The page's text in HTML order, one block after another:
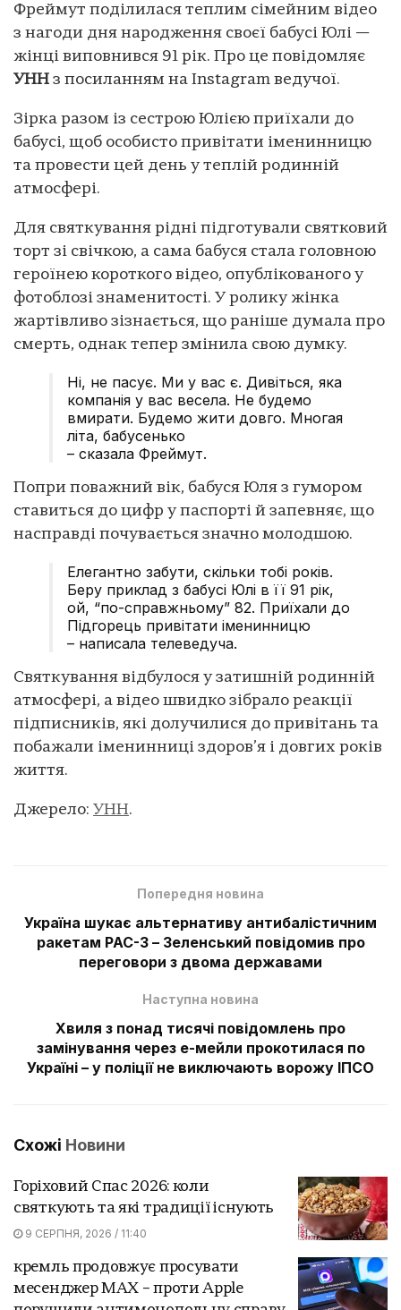
Фреймут поділилася теплим сімейним відео
з нагоди дня народження своєї бабусі Юлі —
жінці виповнився 91 рік. Про це повідомляє
УНН з посиланням на Instagram ведучої.
Зірка разом із сестрою Юлією приїхали до
бабусі, щоб особисто привітати іменинницю
та провести цей день у теплій родинній
атмосфері.
Для святкування рідні підготували святковий
торт зі свічкою, а сама бабуся стала головною
героїнею короткого відео, опублікованого у
фотоблозі знаменитості. У ролику жінка
жартівливо зізнається, що раніше думала про
смерть, однак тепер змінила свою думку.
Ні, не пасує. Ми у вас є. Дивіться, яка
компанія у вас весела. Не будемо
вмирати. Будемо жити довго. Многая
літа, бабусенько
– сказала Фреймут.
Попри поважний вік, бабуся Юля з гумором
ставиться до цифр у паспорті й запевняє, що
насправді почувається значно молодшою.
Елегантно забути, скільки тобі років.
Беру приклад з бабусі Юлі в її 91 рік,
ой, “по-справжньому” 82. Приїхали до
Підгорець привітати іменинницю
– написала телеведуча.
Святкування відбулося у затишній родинній
атмосфері, а відео швидко зібрало реакції
підписників, які долучилися до привітань та
побажали іменинниці здоров’я і довгих років
життя.
Джерело: УНН.
Попередня новина
Україна шукає альтернативу антибалістичним
ракетам PAC-3 – Зеленський повідомив про
переговори з двома державами
Наступна новина
Хвиля з понад тисячі повідомлень про
замінування через е-мейли прокотилася по
Україні – у поліції не виключають ворожу ІПСО
Схожі Новини
Горіховий Спас 2026: коли
святкують та які традиції існують
9 СЕРПНЯ, 2026 / 11:40
кремль продовжує просувати
месенджер MAX – проти Apple